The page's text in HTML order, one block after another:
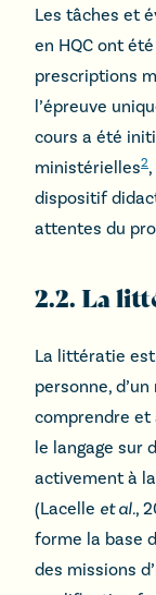
Les tâches et
en HQC ont
prescriptions
l’épreuve
cours a été
ministérielles2
dispositif
attentes du
2.2. La
La littératie est
personne,
comprendre et
le langage
activement à
(Lacelle et al.,
forme la base
des missions